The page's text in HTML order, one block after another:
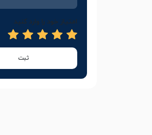
امتیاز خود را وارد کنید
ثبت